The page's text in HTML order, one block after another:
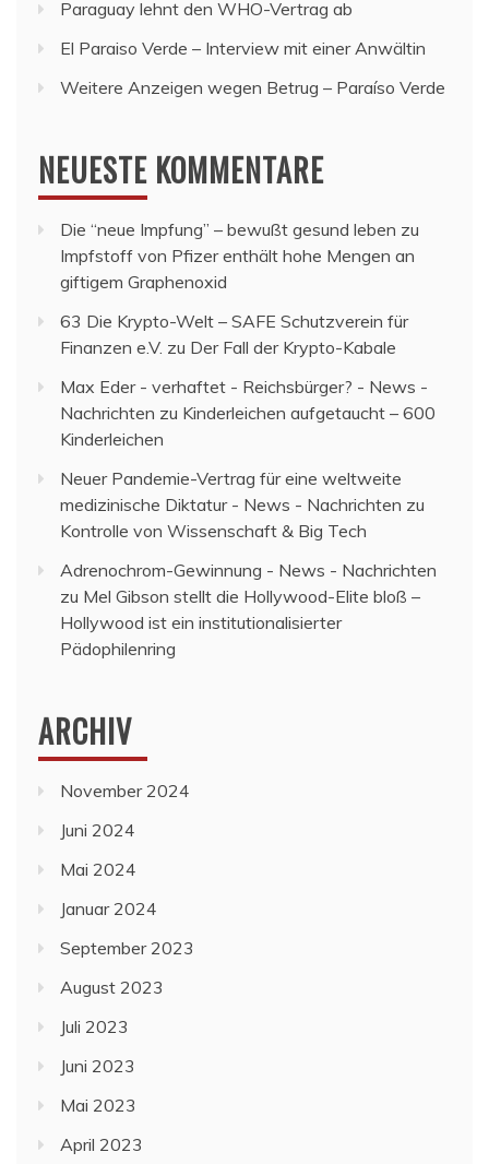
Paraguay lehnt den WHO-Vertrag ab
El Paraiso Verde – Interview mit einer Anwältin
Weitere Anzeigen wegen Betrug – Paraíso Verde
NEUESTE KOMMENTARE
Die “neue Impfung” – bewußt gesund leben zu
Impfstoff von Pfizer enthält hohe Mengen an
giftigem Graphenoxid
63 Die Krypto-Welt – SAFE Schutzverein für
Finanzen e.V. zu Der Fall der Krypto-Kabale
Max Eder - verhaftet - Reichsbürger? - News -
Nachrichten zu Kinderleichen aufgetaucht – 600
Kinderleichen
Neuer Pandemie-Vertrag für eine weltweite
medizinische Diktatur - News - Nachrichten zu
Kontrolle von Wissenschaft & Big Tech
Adrenochrom-Gewinnung - News - Nachrichten
zu Mel Gibson stellt die Hollywood-Elite bloß –
Hollywood ist ein institutionalisierter
Pädophilenring
ARCHIV
November 2024
Juni 2024
Mai 2024
Januar 2024
September 2023
August 2023
Juli 2023
Juni 2023
Mai 2023
April 2023